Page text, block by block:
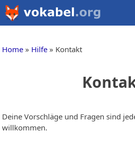
Home Hilfe Kontakt
Deine Vorschläge und Fragen sind
willkommen.